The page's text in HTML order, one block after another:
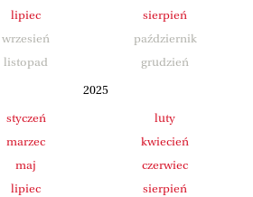
lipiec
sierpień
wrzesień
październik
listopad
grudzień
2025
styczeń
luty
marzec
kwiecień
maj
czerwiec
lipiec
sierpień